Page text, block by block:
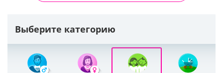
Выберите категорию